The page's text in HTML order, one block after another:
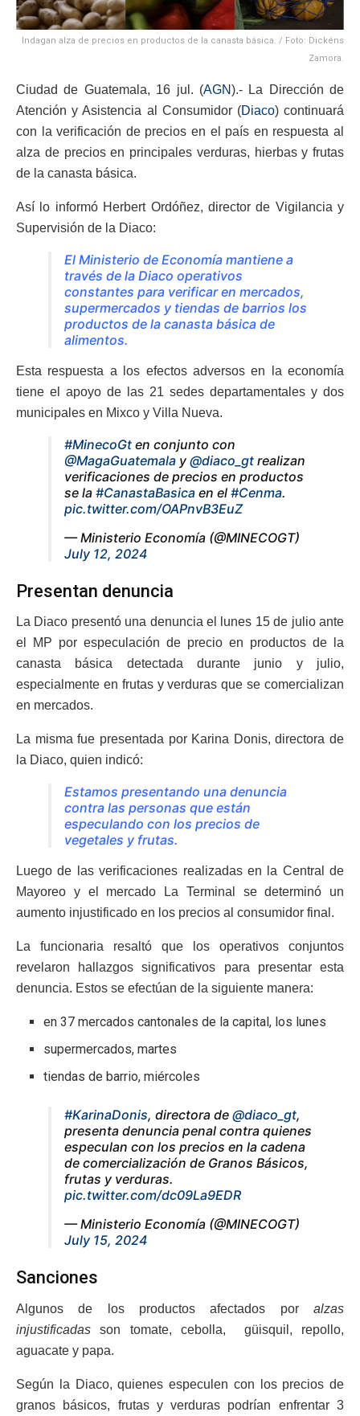
Indagan alza de precios en productos de la canasta básica. / Foto: Dickéns
Zamora.
Ciudad de Guatemala, 16 jul. (AGN).- La Dirección de
Atención y Asistencia al Consumidor (Diaco) continuará
con la verificación de precios en el país en respuesta al
alza de precios en principales verduras, hierbas y frutas
de la canasta básica.
Así lo informó Herbert Ordóñez, director de Vigilancia y
Supervisión de la Diaco:
El Ministerio de Economía mantiene a
través de la Diaco operativos
constantes para verificar en mercados,
supermercados y tiendas de barrios los
productos de la canasta básica de
alimentos.
Esta respuesta a los efectos adversos en la economía
tiene el apoyo de las 21 sedes departamentales y dos
municipales en Mixco y Villa Nueva.
#MinecoGt en conjunto con
@MagaGuatemala y @diaco_gt realizan
verificaciones de precios en productos
se la #CanastaBasica en el #Cenma.
pic.twitter.com/OAPnvB3EuZ
— Ministerio Economía (@MINECOGT)
July 12, 2024
Presentan denuncia
La Diaco presentó una denuncia el lunes 15 de julio ante
el MP por especulación de precio en productos de la
canasta básica detectada durante junio y julio,
especialmente en frutas y verduras que se comercializan
en mercados.
La misma fue presentada por Karina Donis, directora de
la Diaco, quien indicó:
Estamos presentando una denuncia
contra las personas que están
especulando con los precios de
vegetales y frutas.
Luego de las verificaciones realizadas en la Central de
Mayoreo y el mercado La Terminal se determinó un
aumento injustificado en los precios al consumidor final.
La funcionaria resaltó que los operativos conjuntos
revelaron hallazgos significativos para presentar esta
denuncia. Estos se efectúan de la siguiente manera:
en 37 mercados cantonales de la capital, los lunes
supermercados, martes
tiendas de barrio, miércoles
#KarinaDonis, directora de @diaco_gt,
presenta denuncia penal contra quienes
especulan con los precios en la cadena
de comercialización de Granos Básicos,
frutas y verduras.
pic.twitter.com/dc09La9EDR
— Ministerio Economía (@MINECOGT)
July 15, 2024
Sanciones
Algunos de los productos afectados por alzas
injustificadasson tomate, cebolla, güisquil, repollo,
aguacate y papa.
Según la Diaco, quienes especulen con los precios de
granos básicos, frutas y verduras podrían enfrentar 3